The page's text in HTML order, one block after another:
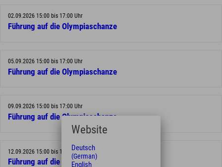
02.09.2026 15:00 bis 17:00 Uhr
Führung auf die Olympiaschanze
05.09.2026 15:00 bis 17:00 Uhr
Führung auf die Olympiaschanze
09.09.2026 15:00 bis 17:00 Uhr
Führung auf die Olympiaschanze
12.09.2026 15:00 bis 17:00 Uhr
Führung auf die Olympiaschanze
Website
Deutsch
(German)
English